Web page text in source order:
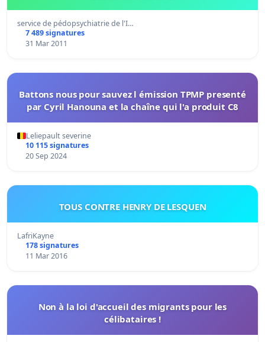
service de pédopsychiatrie de l'I…
7 489 signatures
31 Mar 2011
Battons nous pour sauvez l émission TPMP presenté
par Cyril Hanouna et la chaîne qui l'a produit C8
Leliepault severine
10 115 signatures
20 Sep 2024
TOUS CONTRE HENRY DE LESQUEN
LafriKayne
178 signatures
11 Mar 2016
Non à la loi d'accueil des migrants pour les
célibataires !